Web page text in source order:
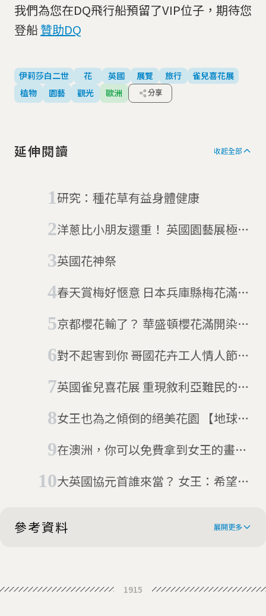
我們為您在DQ飛行船預留了VIP位子，期待您
登船贊助DQ
伊莉莎白二世 花 英國 展覽 旅行
雀兒喜花展
植物
園藝 觀光 歐洲 分享
延伸閱讀 收起全部
研究：種花草有益身體健康
洋蔥比小朋友還重！ 英國園藝展極度
英國花神祭
春天賞梅好愜意 日本兵庫縣梅花滿開
京都櫻花輸了？ 華盛頓櫻花滿開染粉
對不起害到你 哥國花卉工人情人節不
英國雀兒喜花展 重現敘利亞難民的花
女王也為之傾倒的絕美花園 【地球放
在澳洲，你可以免費拿到女王的畫像
大英國協元首誰來當？ 女王：希望交
參考資料 展開更多
Pictures Of The Glorious Gardens
1915